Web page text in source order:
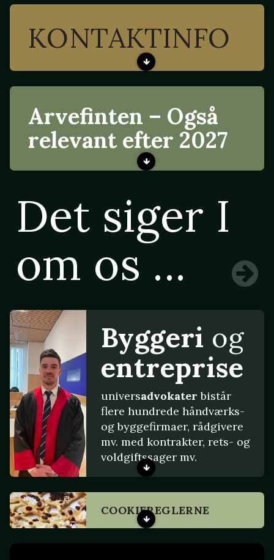
KONTAKTINFO
Arvefinten – Også
relevant efter 2027
Det siger I
om os ...
Byggeri og
entreprise
universadvokater bistår
flere hundrede håndværks-
og byggefirmaer, rådgivere
mv. med kontrakter, rets- og
voldgiftssager mv.
COOKIEREGLERNE